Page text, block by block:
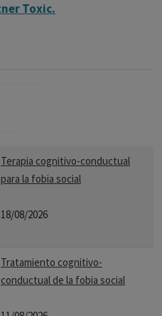
Toxic.
Terapia cognitivo-conductual
para la fobia social
18/08/2026
Tratamiento cognitivo-
conductual de la fobia social